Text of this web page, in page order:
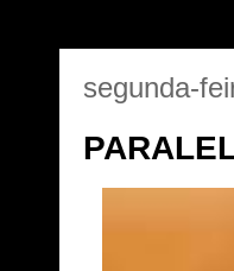
segunda-